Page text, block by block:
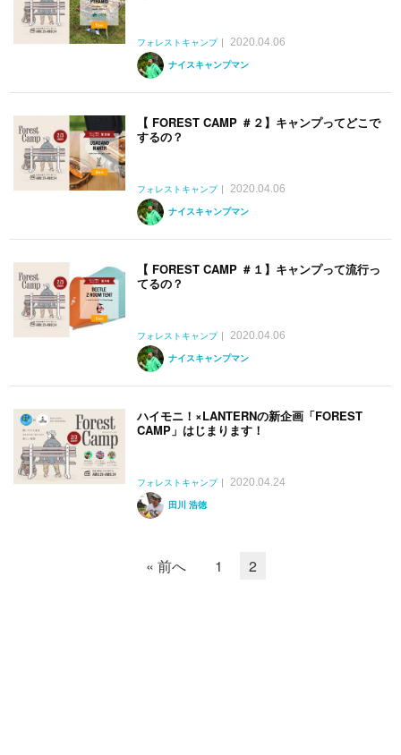
フォレストキャンプ
2020.04.06
ナイスキャンプマン
【 FOREST CAMP ＃２】キャンプってどこで
するの？
フォレストキャンプ
2020.04.06
ナイスキャンプマン
【 FOREST CAMP ＃１】キャンプって流行っ
てるの？
フォレストキャンプ
2020.04.06
ナイスキャンプマン
ハイモニ！×LANTERNの新企画「FOREST
CAMP」はじまります！
フォレストキャンプ
2020.04.24
田川 浩徳
« 前へ 1 2